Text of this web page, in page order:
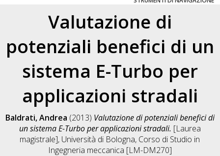
Valutazione di
potenziali benefici di un
sistema E-Turbo per
applicazioni stradali
Baldrati, Andrea (2013) Valutazione di potenziali benefici di
un sistema E-Turbo per applicazioni stradali. [Laurea
magistrale], Università di Bologna, Corso di Studio in
Ingegneria meccanica [LM-DM270]